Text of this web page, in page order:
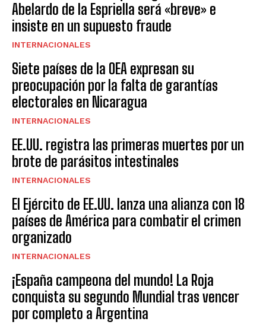
Abelardo de la Espriella será «breve» e
insiste en un supuesto fraude
INTERNACIONALES
Siete países de la OEA expresan su
preocupación por la falta de garantías
electorales en Nicaragua
INTERNACIONALES
EE.UU. registra las primeras muertes por un
brote de parásitos intestinales
INTERNACIONALES
El Ejército de EE.UU. lanza una alianza con 18
países de América para combatir el crimen
organizado
INTERNACIONALES
¡España campeona del mundo! La Roja
conquista su segundo Mundial tras vencer
por completo a Argentina